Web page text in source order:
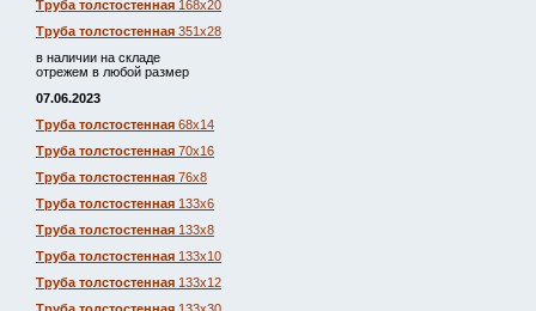
Труба толстостенная 168х20
Труба толстостенная 351х28
в наличии на складе
отрежем в любой размер
07.06.2023
Труба толстостенная 68х14
Труба толстостенная 70х16
Труба толстостенная 76х8
Труба толстостенная 133х6
Труба толстостенная 133х8
Труба толстостенная 133х10
Труба толстостенная 133х12